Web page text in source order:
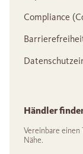
Compliance
Händler
Vereinbare
Nähe.